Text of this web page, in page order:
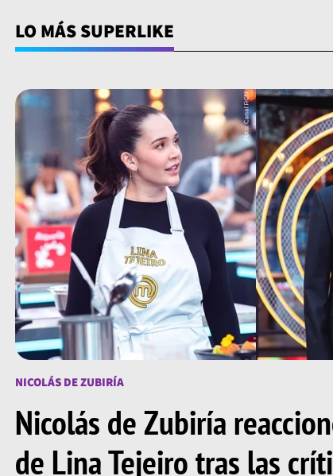
LO MÁS SUPERLIKE
NICOLÁS DE ZUBIRÍA
Nicolás de Zubiría
de Lina Tejeiro tras las